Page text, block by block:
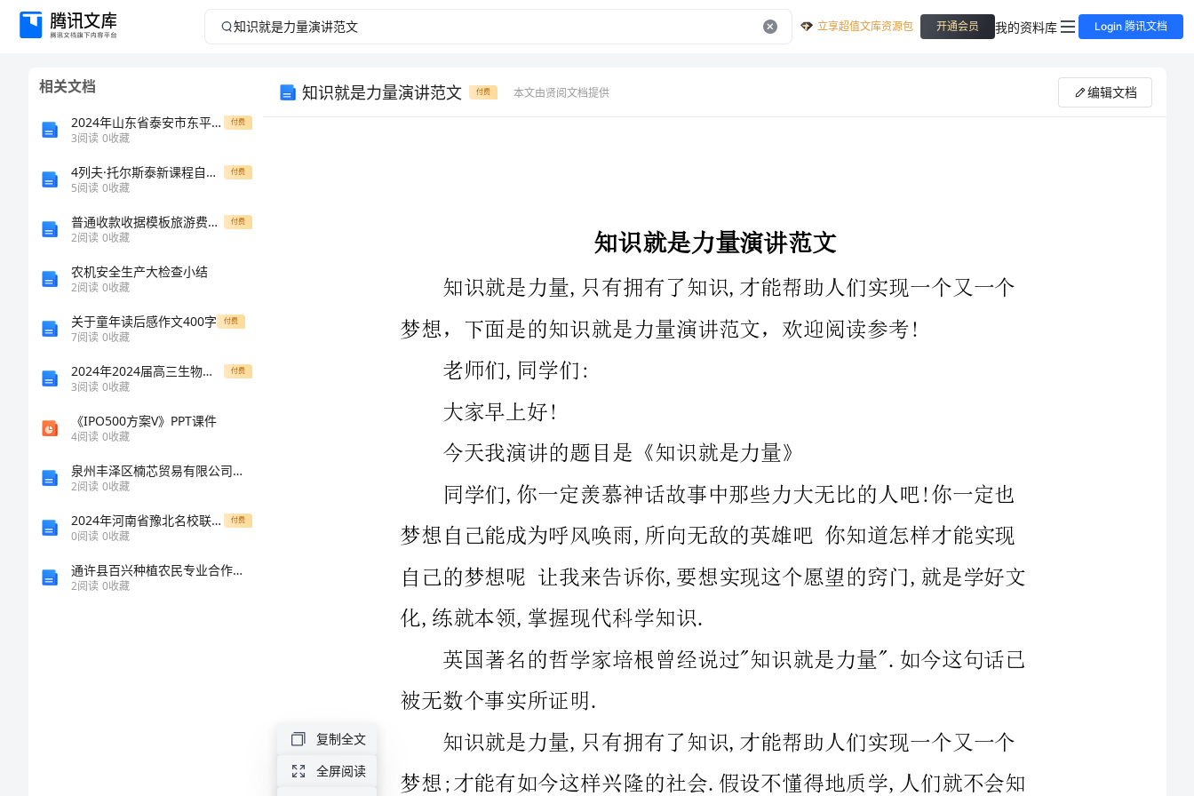
知
立享超值文库资源包 开通会员 我的资料库 Login 腾讯文档
相关文档
2024年山东省泰安市东平县九年级化学上学期期末学业水平测试试题含解析 付费
3阅读 0收藏
4列夫·托尔斯泰新课程自主学习与测评答案 付费
5阅读 0收藏
普通收款收据模板旅游费收款 付费
2阅读 0收藏
农机安全生产大检查小结
2阅读 0收藏
关于童年读后感作文400字 付费
7阅读 0收藏
2024年2024届高三生物心理暗示复习教学 付费
3阅读 0收藏
《IPO500方案V》PPT课件
4阅读 0收藏
泉州丰泽区楠芯贸易有限公司介绍企业发展分析报告
2阅读 0收藏
2024年河南省豫北名校联盟高一生物下学期期末联考模拟试题含解析 付费
0阅读 0收藏
通许县百兴种植农民专业合作社介绍企业发展分析报告
2阅读 0收藏
知识就是力量演讲范文 付费 本文由贤阅文档提供 编辑文档
类生存的需要.
知识就是力量,建立祖国需要知识,管理国家需要知识,建立好我
们的学校同样也需要知识.没有科学文化知识的人,难以在现代社会
梦想，下面是的知识就是力量演讲范文，欢迎阅读参考!
老师们,同学们:
大家早上好!
自己的梦想呢让我来告诉你,要想实现这个愿望的窍门,就是学好文
被无数个事实所证明.
知识就是力量,只有拥有了知识,才能帮助人们实现一个又一个
复制全文
全屏阅读